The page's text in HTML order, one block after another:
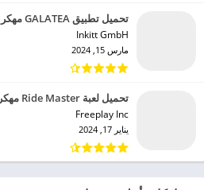
تحميل تطبيق GALATEA مهكر للاندرويد 2024
Inkitt GmbH‏
مارس 15, 2024
تحميل لعبة Ride Master مهكرة للاندرويد 2024
Freeplay Inc‏
يناير 17, 2024